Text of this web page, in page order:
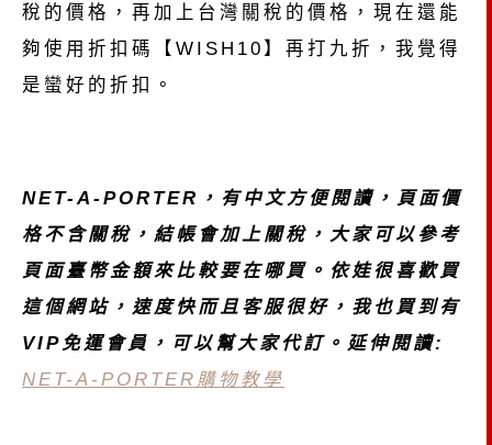
稅的價格，再加上台灣關稅的價格，現在還能
夠使用折扣碼【WISH10】再打九折，我覺得
是蠻好的折扣。
NET-A-PORTER，有中文方便閱讀，頁面價
格不含關稅，結帳會加上關稅，大家可以參考
頁面臺幣金額來比較要在哪買。依娃很喜歡買
這個網站，速度快而且客服很好，我也買到有
VIP免運會員，可以幫大家代訂。 延伸閱讀:
NET-A-PORTER購物教學